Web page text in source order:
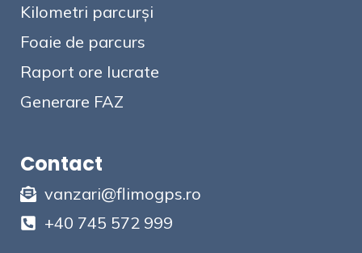
Kilometri parcurși
Foaie de parcurs
Raport ore lucrate
Generare FAZ
Contact
vanzari@flimogps.ro
+40 745 572 999